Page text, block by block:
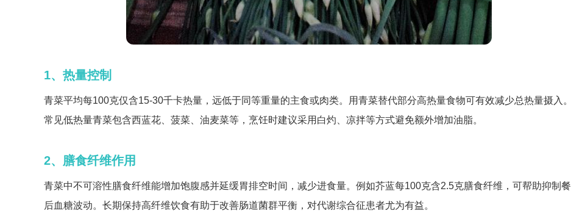
1、热量控制
青菜平均每100克仅含15-30千卡热量，远低于同等重量的主食或肉类。用青菜替代部分高热量食物可有效减少总热量摄入。
常见低热量青菜包含西蓝花、菠菜、油麦菜等，烹饪时建议采用白灼、凉拌等方式避免额外增加油脂。
2、膳食纤维作用
青菜中不可溶性膳食纤维能增加饱腹感并延缓胃排空时间，减少进食量。例如芥蓝每100克含2.5克膳食纤维，可帮助抑制餐
后血糖波动。长期保持高纤维饮食有助于改善肠道菌群平衡，对代谢综合征患者尤为有益。